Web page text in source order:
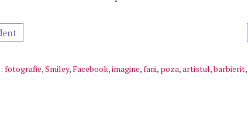
fotografie,Smiley,Facebook,imagine,fani, poza,artistul,barbierit,